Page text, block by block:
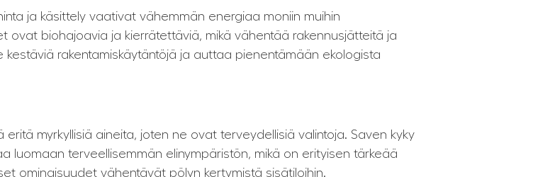
ja käsittely vaativat vähemmän energiaa moniin muihin
ovat biohajoavia ja kierrätettäviä, mikä vähentää rakennusjätteitä ja
rakentamiskäytäntöjä ja auttaa pienentämään ekologista
myrkyllisiä aineita, joten ne ovat terveydellisiä valintoja. Saven kyky
luomaan terveellisemmän elinympäristön, mikä on erityisen tärkeää
ominaisuudet vähentävät pölyn kertymistä sisätiloihin.